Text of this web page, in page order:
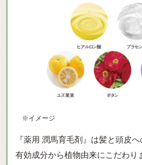
※イメージ
『薬用 潤馬育毛剤』は髪と頭皮へ
有効成分から植物由来にこだわり